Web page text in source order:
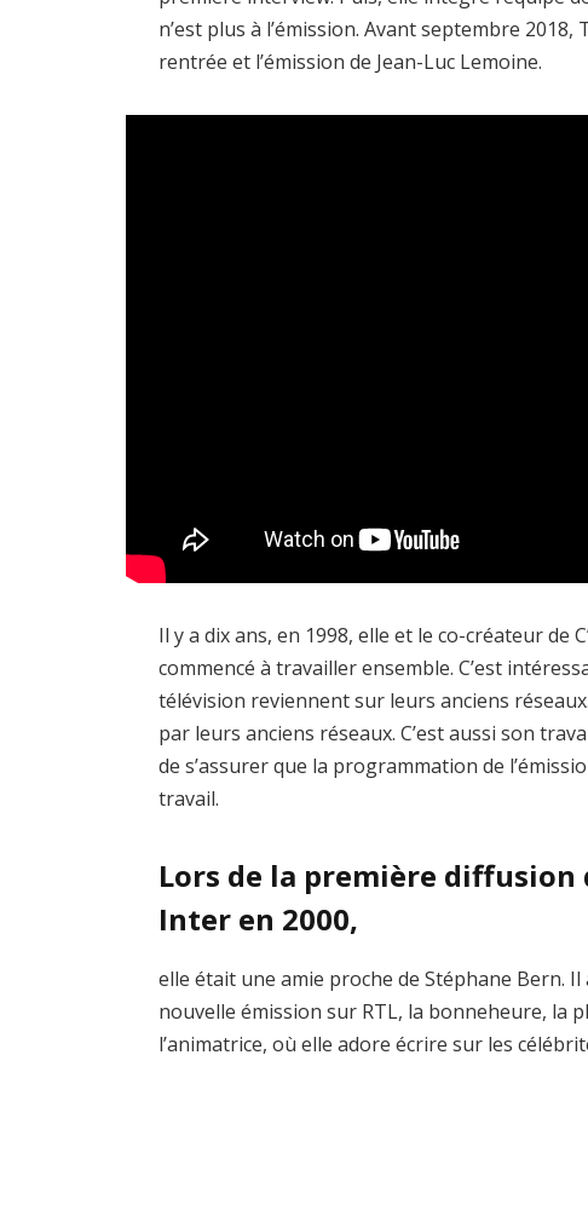
n’est plus à l’émission. Avant septembre
rentrée et l’émission de Jean-Luc Lemoine.
Il y a dix ans, en 1998, elle et le co-créateur de
commencé à travailler ensemble. C’est
télévision reviennent sur leurs anciens
par leurs anciens réseaux. C’est aussi son
de s’assurer que la programmation de
travail.
Lors de la première diffusion
Inter en 2000,
elle était une amie proche de Stéphane Bern.
nouvelle émission sur RTL, la bonneheure, la
l’animatrice, où elle adore écrire sur les